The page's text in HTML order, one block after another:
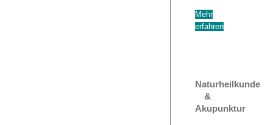
Mehr
erfahren
Naturheilkunde
&
Akupunktur